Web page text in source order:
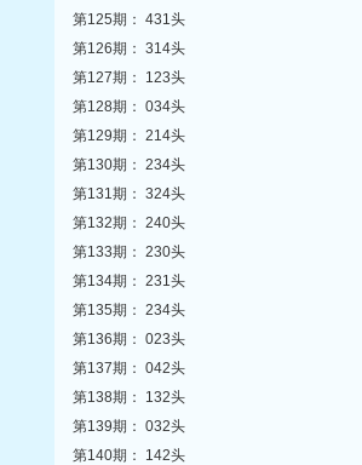
第125期： 431头
第126期： 314头
第127期： 123头
第128期： 034头
第129期： 214头
第130期： 234头
第131期： 324头
第132期： 240头
第133期： 230头
第134期： 231头
第135期： 234头
第136期： 023头
第137期： 042头
第138期： 132头
第139期： 032头
第140期： 142头